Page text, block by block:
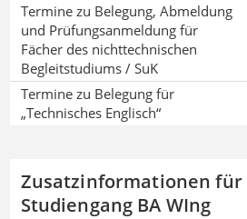
Termine zu Belegung, Abmeldung
und Prüfungsanmeldung für
Fächer des nichttechnischen
Begleitstudiums / SuK
Termine zu Belegung für
„Technisches Englisch“
Zusatzinformationen für
Studiengang BA WIng